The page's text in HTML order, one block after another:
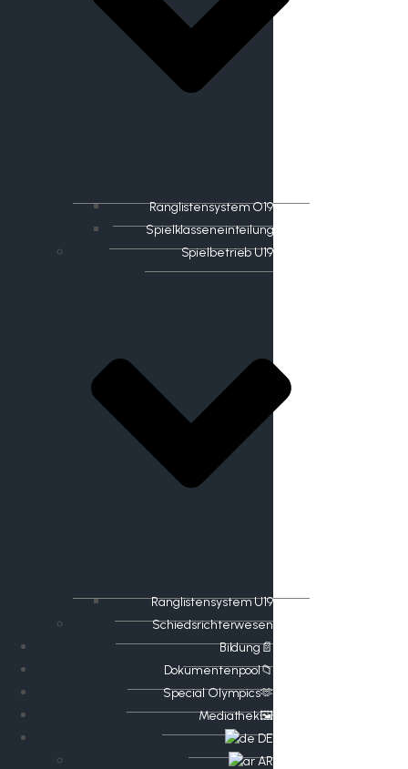
Ranglistensystem O19
Spielklasseneinteilung
Spielbetrieb U19
Ranglistensystem U19
Schiedsrichterwesen
Bildung📄
Dokumentenpool📁
​​Special Olympics🫶
Mediathek🖼️​
DE
AR